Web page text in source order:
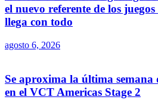
el nuevo referente de los
llega con todo
agosto 6, 2026
Se aproxima la última semana
en el VCT Americas Stage 2